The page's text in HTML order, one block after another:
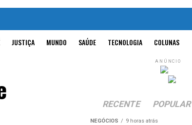
JUSTIÇA MUNDO SAÚDE TECNOLOGIA COLUNAS
ANÚNCIO
RECENTE POPULAR
NEGÓCIOS 9 horas atrás